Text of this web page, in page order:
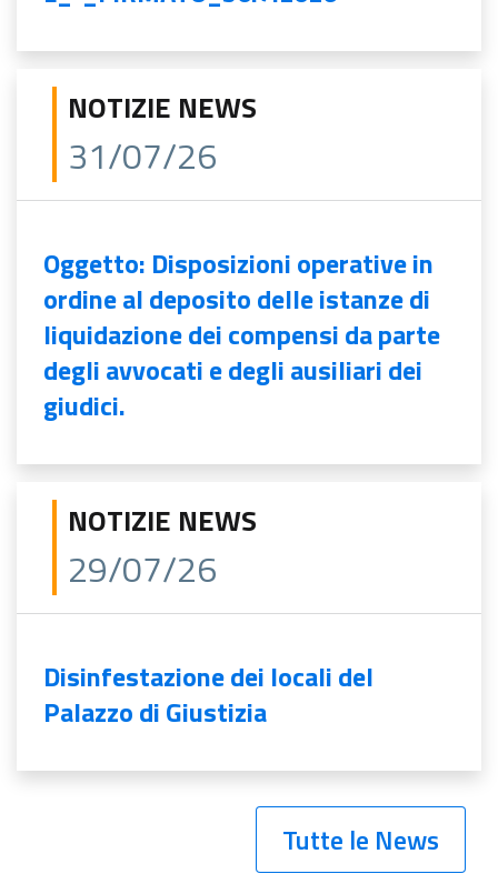
NOTIZIE NEWS
31/07/26
Oggetto: Disposizioni operative in
ordine al deposito delle istanze di
liquidazione dei compensi da parte
degli avvocati e degli ausiliari dei
giudici.
NOTIZIE NEWS
29/07/26
Disinfestazione dei locali del
Palazzo di Giustizia
Tutte le News